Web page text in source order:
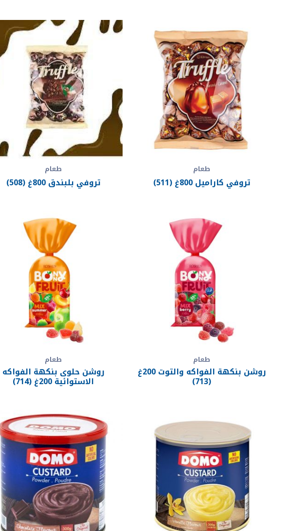
طعام
تروفي كاراميل 800غ (511)
طعام
تروفي بلبندق 800غ (508)
طعام
روشن بنكهة الفواكه والتوت 200غ
(713)
طعام
روشن حلوى بنكهة الفواكه
الاستوائية 200غ (714)